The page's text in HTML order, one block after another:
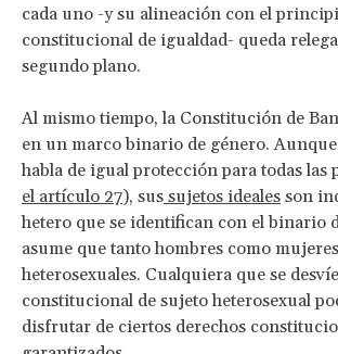
cada uno -y su alineación con el
constitucional de igualdad- queda
segundo plano.
Al mismo tiempo, la Constitución de
en un marco binario de género.
habla de igual protección para todas las
el artículo 27), sus sujetos ideales son
hetero que se identifican con el binario
asume que tanto hombres como
heterosexuales. Cualquiera que se
constitucional de sujeto heterosexual
disfrutar de ciertos derechos